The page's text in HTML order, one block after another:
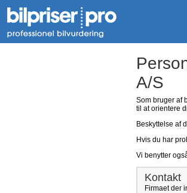
A/S
Som bruger af
til at orientere
Beskyttelse af
Hvis du har
Vi benytter
Kontakt
Firmaet der